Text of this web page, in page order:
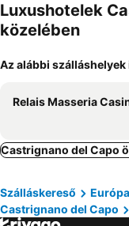
Luxushotelek
közelében
Az alábbi szálláshelyek
Relais Masseria Casina
Castrignano del Capo
Szálláskereső Európa
Castrignano del Capo